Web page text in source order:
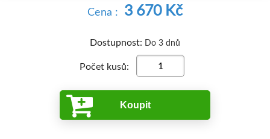
Cena : 3 670 Kč
Dostupnost: Do 3 dnů
Počet kusů:
Koupit